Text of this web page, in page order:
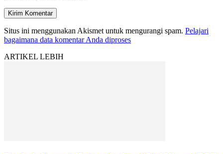
Situs ini menggunakan Akismet untuk mengurangi spam. Pelajari
bagaimana data komentar Anda diproses
ARTIKEL LEBIH